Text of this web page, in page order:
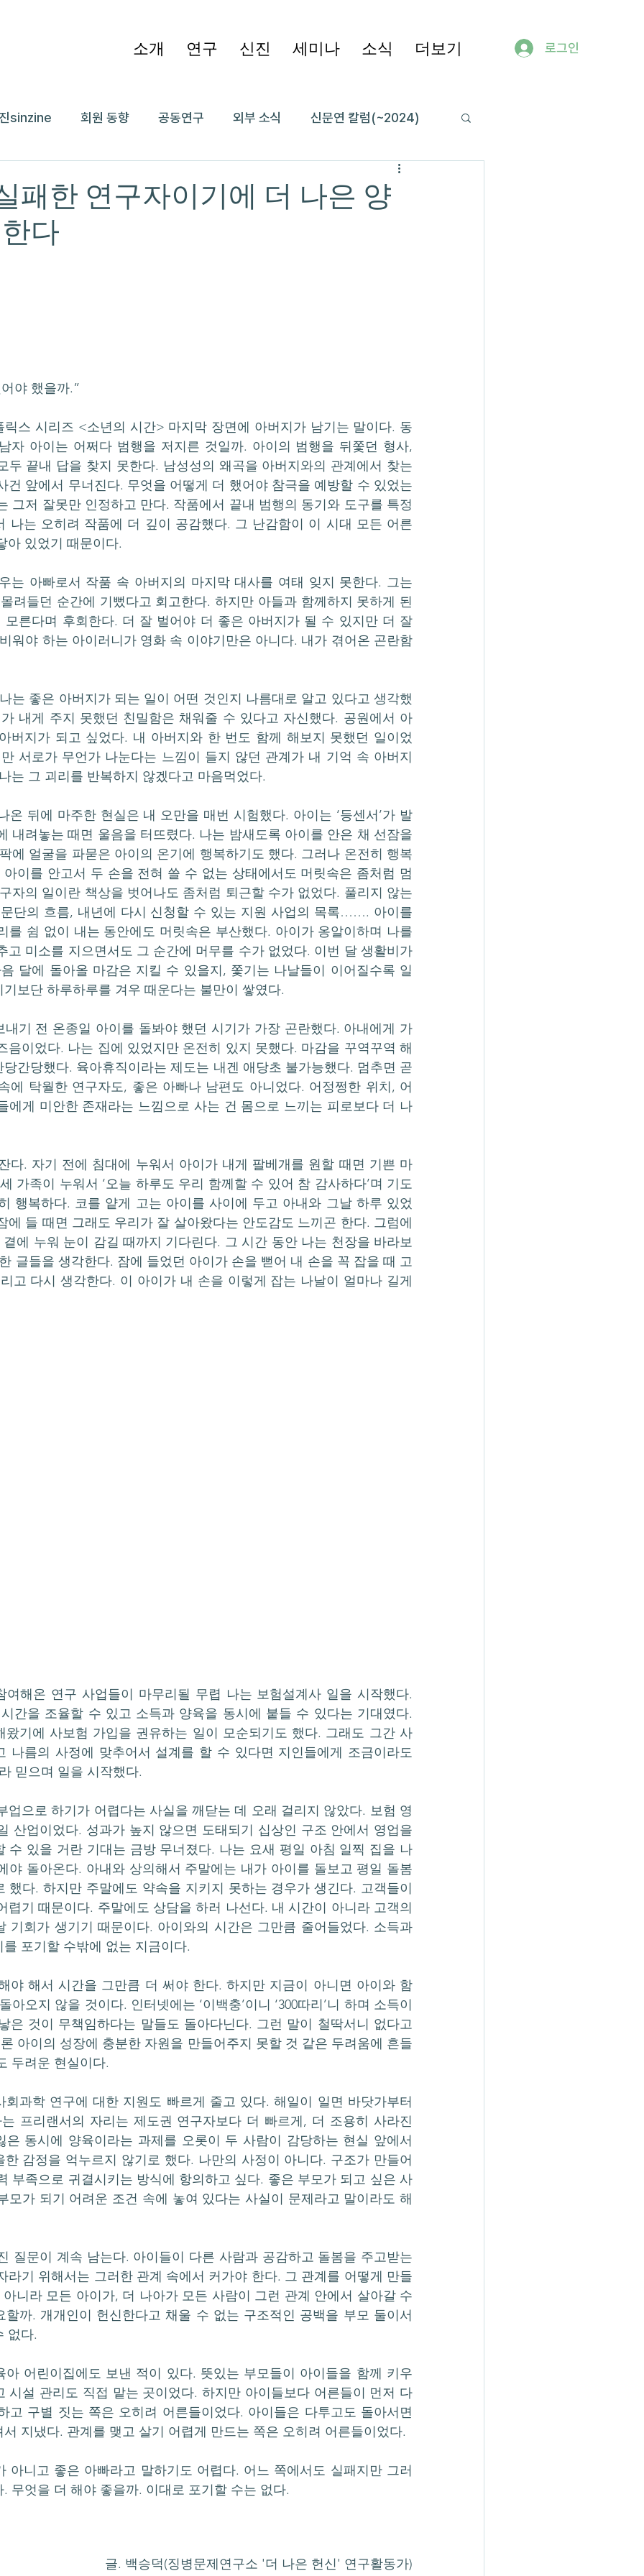
소개 연구 신진 세미나 소식 더보기 로그인
sinzine 회원 동향 공동연구 외부 소식 신문연 칼럼(~2024)
패한 연구자이기에 더 나은 양
다
야 했을까.”
릭스 시리즈 <소년의 시간> 마지막 장면에 아버지가 남기는 말이다. 동
자 아이는 어쩌다 범행을 저지른 것일까. 아이의 범행을 뒤쫓던 형사,
두 끝내 답을 찾지 못한다. 남성성의 왜곡을 아버지와의 관계에서 찾는
건 앞에서 무너진다. 무엇을 어떻게 더 했어야 참극을 예방할 수 있었는
그저 잘못만 인정하고 만다. 작품에서 끝내 범행의 동기와 도구를 특정
나는 오히려 작품에 더 깊이 공감했다. 그 난감함이 이 시대 모든 어른
아 있었기 때문이다.
는 아빠로서 작품 속 아버지의 마지막 대사를 여태 잊지 못한다. 그는
려들던 순간에 기뻤다고 회고한다. 하지만 아들과 함께하지 못하게 된
모른다며 후회한다. 더 잘 벌어야 더 좋은 아버지가 될 수 있지만 더 잘
워야 하는 아이러니가 영화 속 이야기만은 아니다. 내가 겪어온 곤란함
는 좋은 아버지가 되는 일이 어떤 것인지 나름대로 알고 있다고 생각했
내게 주지 못했던 친밀함은 채워줄 수 있다고 자신했다. 공원에서 아
버지가 되고 싶었다. 내 아버지와 한 번도 함께 해보지 못했던 일이었
서로가 무언가 나눈다는 느낌이 들지 않던 관계가 내 기억 속 아버지
는 그 괴리를 반복하지 않겠다고 마음먹었다.
온 뒤에 마주한 현실은 내 오만을 매번 시험했다. 아이는 ‘등센서’가 발
내려놓는 때면 울음을 터뜨렸다. 나는 밤새도록 아이를 안은 채 선잠을
에 얼굴을 파묻은 아이의 온기에 행복하기도 했다. 그러나 온전히 행복
이를 안고서 두 손을 전혀 쓸 수 없는 상태에서도 머릿속은 좀처럼 멈
자의 일이란 책상을 벗어나도 좀처럼 퇴근할 수가 없었다. 풀리지 않는
단의 흐름, 내년에 다시 신청할 수 있는 지원 사업의 목록……. 아이를
를 쉼 없이 내는 동안에도 머릿속은 부산했다. 아이가 옹알이하며 나를
고 미소를 지으면서도 그 순간에 머무를 수가 없었다. 이번 달 생활비가
달에 돌아올 마감은 지킬 수 있을지, 쫓기는 나날들이 이어질수록 일
보단 하루하루를 겨우 때운다는 불만이 쌓였다.
내기 전 온종일 아이를 돌봐야 했던 시기가 가장 곤란했다. 아내에게 가
음이었다. 나는 집에 있었지만 온전히 있지 못했다. 마감을 꾸역꾸역 해
간당했다. 육아휴직이라는 제도는 내겐 애당초 불가능했다. 멈추면 곧
에 탁월한 연구자도, 좋은 아빠나 남편도 아니었다. 어정쩡한 위치, 어
에게 미안한 존재라는 느낌으로 사는 건 몸으로 느끼는 피로보다 더 나
다. 자기 전에 침대에 누워서 아이가 내게 팔베개를 원할 때면 기쁜 마
가족이 누워서 ‘오늘 하루도 우리 함께할 수 있어 참 감사하다’며 기도
행복하다. 코를 얕게 고는 아이를 사이에 두고 아내와 그날 하루 있었
에 들 때면 그래도 우리가 잘 살아왔다는 안도감도 느끼곤 한다. 그럼에
에 누워 눈이 감길 때까지 기다린다. 그 시간 동안 나는 천장을 바라보
글들을 생각한다. 잠에 들었던 아이가 손을 뻗어 내 손을 꼭 잡을 때 고
고 다시 생각한다. 이 아이가 내 손을 이렇게 잡는 나날이 얼마나 길게
여해온 연구 사업들이 마무리될 무렵 나는 보험설계사 일을 시작했다.
간을 조율할 수 있고 소득과 양육을 동시에 붙들 수 있다는 기대였다.
왔기에 사보험 가입을 권유하는 일이 모순되기도 했다. 그래도 그간 사
나름의 사정에 맞추어서 설계를 할 수 있다면 지인들에게 조금이라도
믿으며 일을 시작했다.
업으로 하기가 어렵다는 사실을 깨닫는 데 오래 걸리지 않았다. 보험 영
산업이었다. 성과가 높지 않으면 도태되기 십상인 구조 안에서 영업을
수 있을 거란 기대는 금방 무너졌다. 나는 요새 평일 아침 일찍 집을 나
야 돌아온다. 아내와 상의해서 주말에는 내가 아이를 돌보고 평일 돌봄
했다. 하지만 주말에도 약속을 지키지 못하는 경우가 생긴다. 고객들이
렵기 때문이다. 주말에도 상담을 하러 나선다. 내 시간이 아니라 고객의
기회가 생기기 때문이다. 아이와의 시간은 그만큼 줄어들었다. 소득과
포기할 수밖에 없는 지금이다.
야 해서 시간을 그만큼 더 써야 한다. 하지만 지금이 아니면 아이와 함
아오지 않을 것이다. 인터넷에는 ‘이백충’이니 ‘300따리’니 하며 소득이
은 것이 무책임하다는 말들도 돌아다닌다. 그런 말이 철딱서니 없다고
아이의 성장에 충분한 자원을 만들어주지 못할 것 같은 두려움에 흔들
두려운 현실이다.
회과학 연구에 대한 지원도 빠르게 줄고 있다. 해일이 일면 바닷가부터
프리랜서의 자리는 제도권 연구자보다 더 빠르게, 더 조용히 사라진
은 동시에 양육이라는 과제를 오롯이 두 사람이 감당하는 현실 앞에서
한 감정을 억누르지 않기로 했다. 나만의 사정이 아니다. 구조가 만들어
부족으로 귀결시키는 방식에 항의하고 싶다. 좋은 부모가 되고 싶은 사
모가 되기 어려운 조건 속에 놓여 있다는 사실이 문제라고 말이라도 해
질문이 계속 남는다. 아이들이 다른 사람과 공감하고 돌봄을 주고받는
라기 위해서는 그러한 관계 속에서 커가야 한다. 그 관계를 어떻게 만들
니라 모든 아이가, 더 나아가 모든 사람이 그런 관계 안에서 살아갈 수
할까. 개개인이 헌신한다고 채울 수 없는 구조적인 공백을 부모 둘이서
없다.
아 어린이집에도 보낸 적이 있다. 뜻있는 부모들이 아이들을 함께 키우
시설 관리도 직접 맡는 곳이었다. 하지만 아이들보다 어른들이 먼저 다
고 구별 짓는 쪽은 오히려 어른들이었다. 아이들은 다투고도 돌아서면
지냈다. 관계를 맺고 살기 어렵게 만드는 쪽은 오히려 어른들이었다.
아니고 좋은 아빠라고 말하기도 어렵다. 어느 쪽에서도 실패지만 그러
무엇을 더 해야 좋을까. 이대로 포기할 수는 없다.
글. 백승덕(징병문제연구소 '더 나은 헌신' 연구활동가)